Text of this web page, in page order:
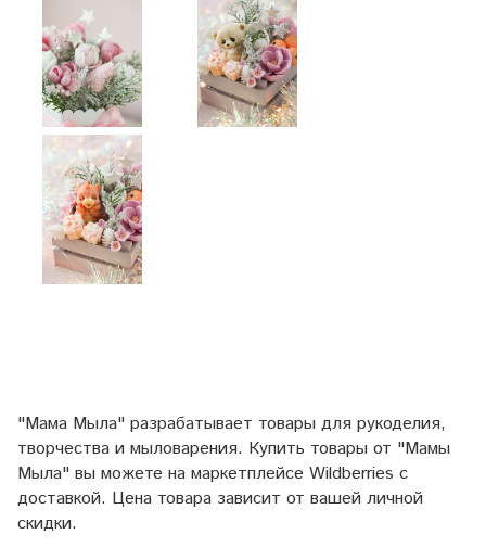
"Мама Мыла" разрабатывает товары для рукоделия,
творчества и мыловарения. Купить товары от "Мамы
Мыла" вы можете на маркетплейсе Wildberries с
доставкой. Цена товара зависит от вашей личной
скидки.